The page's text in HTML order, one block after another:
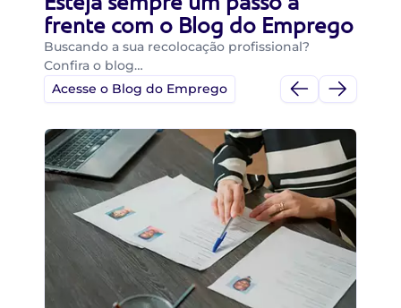
frente com o Blog do Emprego
Buscando a sua recolocação profissional?
Confira o blog…
Acesse o Blog do Emprego